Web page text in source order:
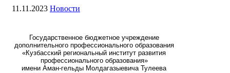
11.11.2023 Новости
Государственное бюджетное учреждение
дополнительного профессионального образования
«Кузбасский региональный институт развития
профессионального образования»
имени Аман-гельды Молдагазыевича Тулеева